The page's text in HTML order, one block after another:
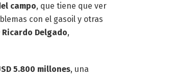
campo, que tiene que ver
con el gasoil y otras
Ricardo Delgado,
5.800 millones, una